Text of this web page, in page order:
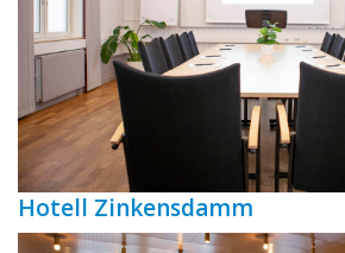
Hotell Zinkensdamm